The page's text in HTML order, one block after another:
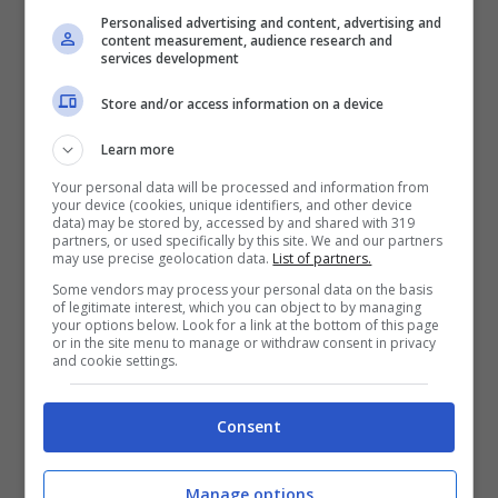
Il programma didattico proposto da Nhrg
copre tutte learee fondamentali legate
alla gestione delle risorse umane: dalla
pianificazione strategica alla leadership
aziendale; dal processo di selezione alla
valutazione del personale; dalla
formazione allo sviluppo delle competenze
fino alla gestione amministrativa.
Personalised advertising and content, advertising and
content measurement, audience research and
services development
Store and/or access information on a device
Learn more
Your personal data will be processed and information from
your device (cookies, unique identifiers, and other device
data) may be stored by, accessed by and shared with 319
partners, or used specifically by this site. We and our partners
may use precise geolocation data. List of partners.
Some vendors may process your personal data on the basis
of legitimate interest, which you can object to by managing
your options below. Look for a link at the bottom of this page
or in the site menu to manage or withdraw consent in privacy
and cookie settings.
Consent